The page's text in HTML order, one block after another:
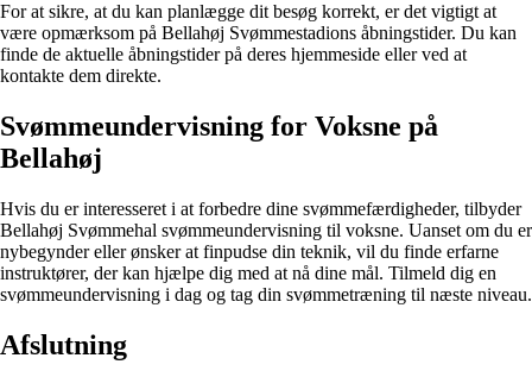
For at sikre, at du kan planlægge dit besøg korrekt, er det vigtigt at
være opmærksom på Bellahøj Svømmestadions åbningstider. Du kan
finde de aktuelle åbningstider på deres hjemmeside eller ved at
kontakte dem direkte.
Svømmeundervisning for Voksne på
Bellahøj
Hvis du er interesseret i at forbedre dine svømmefærdigheder, tilbyder
Bellahøj Svømmehal svømmeundervisning til voksne. Uanset om du er
nybegynder eller ønsker at finpudse din teknik, vil du finde erfarne
instruktører, der kan hjælpe dig med at nå dine mål. Tilmeld dig en
svømmeundervisning i dag og tag din svømmetræning til næste niveau.
Afslutning